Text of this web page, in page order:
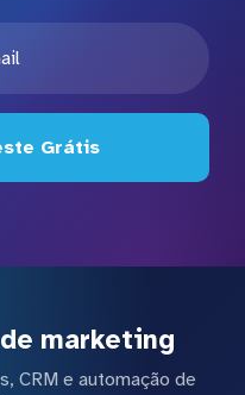
Grátis
marketing
CRM e automação de